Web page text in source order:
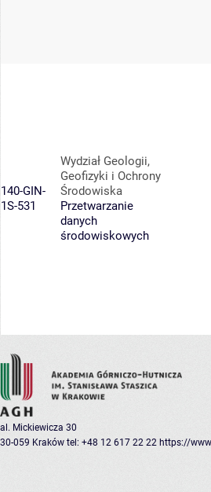
140-GIN-
1S-531
Wydział Geologii,
Geofizyki i Ochrony
Środowiska
Przetwarzanie
danych
środowiskowych
al. Mickiewicza 30
30-059 Kraków tel: +48 12 617 22 22 https://